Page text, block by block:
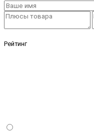
Рейтинг